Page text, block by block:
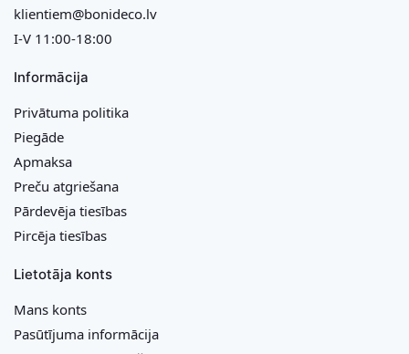
klientiem@bonideco.lv
I-V 11:00-18:00
Informācija
Privātuma politika
Piegāde
Apmaksa
Preču atgriešana
Pārdevēja tiesības
Pircēja tiesības
Lietotāja konts
Mans konts
Pasūtījuma informācija